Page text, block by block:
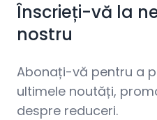
Înscrieți-vă la
nostru
Abonați-vă pentru a
ultimele noutăți,
despre reduceri.